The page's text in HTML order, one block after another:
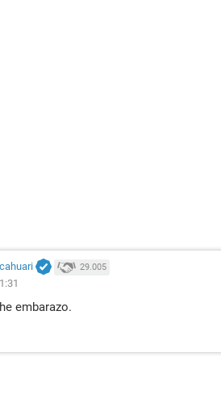
29.005
embarazo.